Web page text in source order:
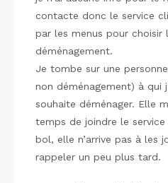
contacte donc le service
par les menus pour choisir
déménagement.
Je tombe sur une
non déménagement) à qui
souhaite déménager. Elle
temps de joindre le
bol, elle n’arrive pas à les
rappeler un peu plus tard.